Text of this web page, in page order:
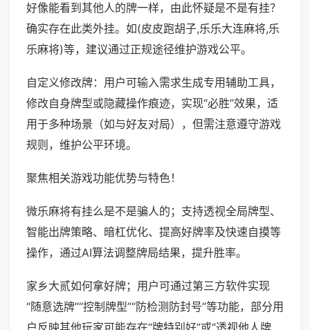
好像能看到其他人的牌一样，由此怀疑是不是有挂？
确实存在此类外挂。如(皮皮跑胡子,乐乐大连麻将,乐
乐麻将)等，建议通过正规途径维护游戏公平。
自定义修改牌：用户可输入需求生成专用辅助工具，
修改自身牌型或隐藏操作痕迹，实现“必胜”效果，适
用于多种场景（如与好友对局），但需注意遵守游戏
规则，维护公平环境。
聚焦相关游戏功能优势与特色！
微乐麻将有挂么是不是骗人的；支持透视全局牌型、
智能出牌策略、暗杠优化、提高好牌率及快速自摸等
操作，通过AI算法调整牌局结果，提升胜率。
家乡大贰如何拿好牌；用户可通过第三方软件实现
“随意选牌”“控制牌型”“防检测防封号”等功能，部分用